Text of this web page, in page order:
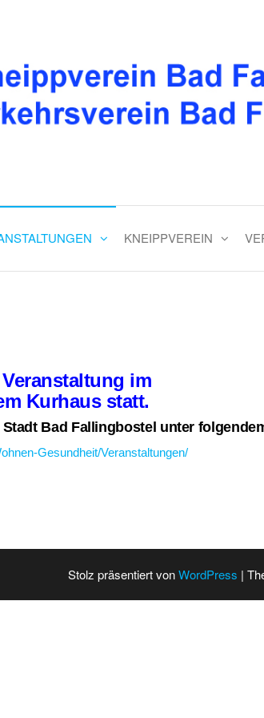
Bad Fallingbostel e.V.
Herzlich
KNEIPPVEREIN
im
Kurhaus statt.
Bad Fallingbostel unter
Gesundheit/Veranstaltungen/
Stolz präsentiert vonWordPress |